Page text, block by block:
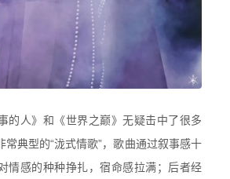
的人》和《世界之巅》无疑击中了很多
常典型的“泷式情歌”，歌曲通过叙事感十
情感的种种挣扎，宿命感拉满；后者经